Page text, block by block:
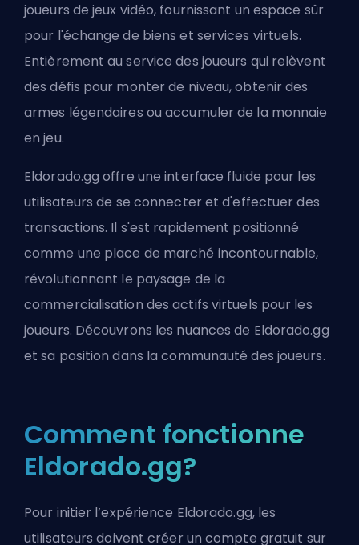
joueurs de jeux vidéo, fournissant un espace sûr
pour l'échange de biens et services virtuels.
Entièrement au service des joueurs qui relèvent
des défis pour monter de niveau, obtenir des
armes légendaires ou accumuler de la monnaie
en jeu.
Eldorado.gg offre une interface fluide pour les
utilisateurs de se connecter et d'effectuer des
transactions. Il s'est rapidement positionné
comme une place de marché incontournable,
révolutionnant le paysage de la
commercialisation des actifs virtuels pour les
joueurs. Découvrons les nuances de Eldorado.gg
et sa position dans la communauté des joueurs.
Comment fonctionne
Eldorado.gg?
Pour initier l’expérience Eldorado.gg, les
utilisateurs doivent créer un compte gratuit sur